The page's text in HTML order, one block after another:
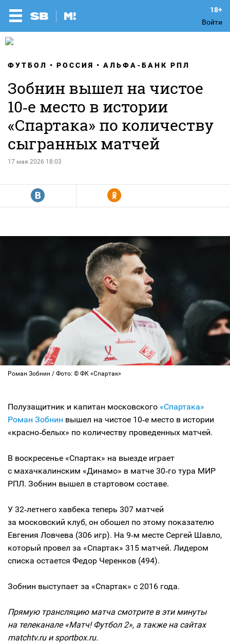
Войти
ФУТБОЛ РОССИЯ АЛЬФА-БАНК РПЛ
Зобнин вышел на чистое
10‑е место в истории
«Спартака» по количеству
сыгранных матчей
17 мая 2026 18:03
R Y
Роман Зобнин / Фото: © ФК «Спартак»
Полузащитник и капитан московского «Спартака»
Роман Зобнин вышел на чистое 10‑е место в истории
«красно‑белых» по количеству проведенных матчей.
В воскресенье «Спартак» на выезде играет
с махачкалинским «Динамо» в матче 30‑го тура МИР
РПЛ. Зобнин вышел в стартовом составе.
У 32‑летнего хавбека теперь 307 матчей
за московский клуб, он обошел по этому показателю
Евгения Ловчева (306 игр). На 9‑м месте Сергей Шавло,
который провел за «Спартак» 315 матчей. Лидером
списка остается Федор Черенков (494).
Зобнин выступает за «Спартак» с 2016 года.
Прямую трансляцию матча смотрите в эти минуты
на телеканале «Матч! Футбол 2», а также на сайтах
matchtv.ru и sportbox.ru.